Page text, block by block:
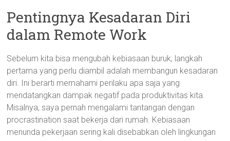
Pentingnya Kesadaran Diri
dalam Remote Work
Sebelum kita bisa mengubah kebiasaan buruk, langkah
pertama yang perlu diambil adalah membangun kesadaran
diri. Ini berarti memahami perilaku apa saja yang
mendatangkan dampak negatif pada produktivitas kita.
Misalnya, saya pernah mengalami tantangan dengan
procrastination saat bekerja dari rumah. Kebiasaan
menunda pekerjaan sering kali disebabkan oleh lingkungan